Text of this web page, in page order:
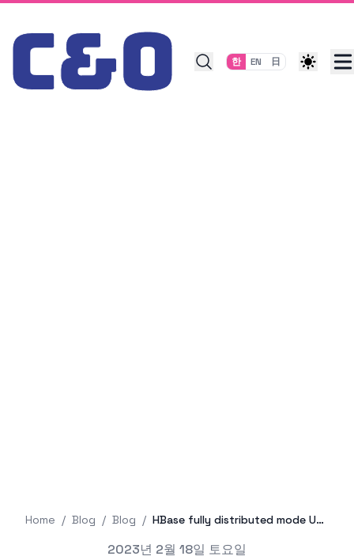
Skip to content
한 EN 日
Home / Blog / Blog / HBase fully distributed mode Ubuntu 22.04에 설치하는 법
2023년 2월 18일 토요일